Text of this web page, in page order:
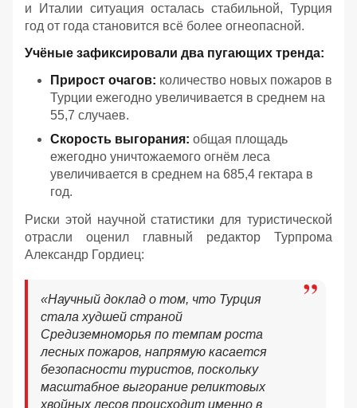
и Италии ситуация осталась стабильной, Турция
год от года становится всё более огнеопасной.
Учёные зафиксировали два пугающих тренда:
Прирост очагов: количество новых пожаров в
Турции ежегодно увеличивается в среднем на
55,7 случаев.
Скорость выгорания: общая площадь
ежегодно уничтожаемого огнём леса
увеличивается в среднем на 685,4 гектара в
год.
Риски этой научной статистики для туристической
отрасли оценил главный редактор Турпрома
Александр Гордиец:
«Научный доклад о том, что Турция
стала худшей страной
Средиземноморья по темпам роста
лесных пожаров, напрямую касается
безопасности туристов, поскольку
масштабное выгорание реликтовых
хвойных лесов происходит именно в